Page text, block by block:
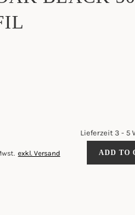
exkl. Versand
Lieferzeit 3 - 5
OAK
BLACK
ADD TO